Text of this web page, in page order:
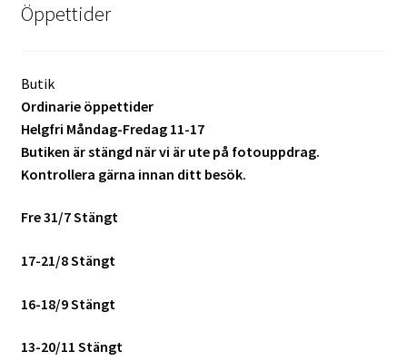
Batterier för Canon
Batterier övriga
Film & Engångskameror
Rengöring & Vård
Fyndhörnan
Luppar & Förstoringsglas
Öppettider
Butik
Ordinarie öppettider
Helgfri Måndag-Fredag 11-17
Butiken är stängd när vi är ute på fotouppdrag.
Kontrollera gärna innan ditt besök.
Fre 31/7 Stängt
17-21/8 Stängt
16-18/9 Stängt
13-20/11 Stängt